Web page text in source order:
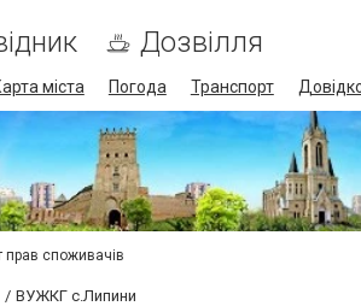
Дозвілля
міста Погода Транспорт
прав споживачів
ВУЖКГ с.Липини